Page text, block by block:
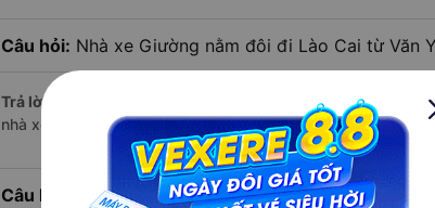
Câu hỏi: Nhà xe Giường nằm đôi đi Lào Cai từ Văn
Trả lời: Giường nằm đôi Văn Yên - Yên Bái Lào Cai
nhà xe S Trip Việt Nam.
Câu hỏi: Nhà xe đi Lào Cai từ Văn Yên - Yên Bái